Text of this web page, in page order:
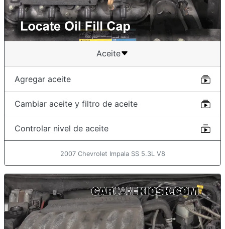
Aceite
Agregar aceite
Cambiar aceite y filtro de aceite
Controlar nivel de aceite
2007 Chevrolet Impala SS 5.3L V8